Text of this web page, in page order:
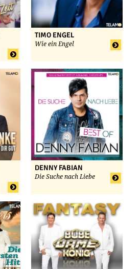
TIMO ENGEL
Wie ein Engel
DENNY FABIAN
Die Suche nach Liebe